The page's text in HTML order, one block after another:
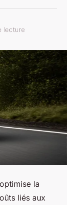
lecture
la
liés aux